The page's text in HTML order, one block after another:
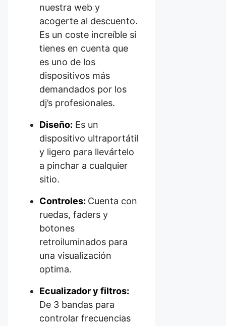
nuestra web y
acogerte al descuento.
Es un coste increíble si
tienes en cuenta que
es uno de los
dispositivos más
demandados por los
dj’s profesionales.
Diseño: Es un
dispositivo ultraportátil
y ligero para llevártelo
a pinchar a cualquier
sitio.
Controles: Cuenta con
ruedas, faders y
botones
retroiluminados para
una visualización
optima.
Ecualizador y filtros:
De 3 bandas para
controlar frecuencias